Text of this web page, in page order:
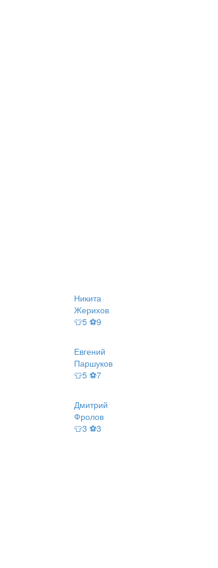
Никита
Жерихов
👕5 ⚽9
Евгений
Паршуков
👕5 ⚽7
Дмитрий
Фролов
👕3 ⚽3